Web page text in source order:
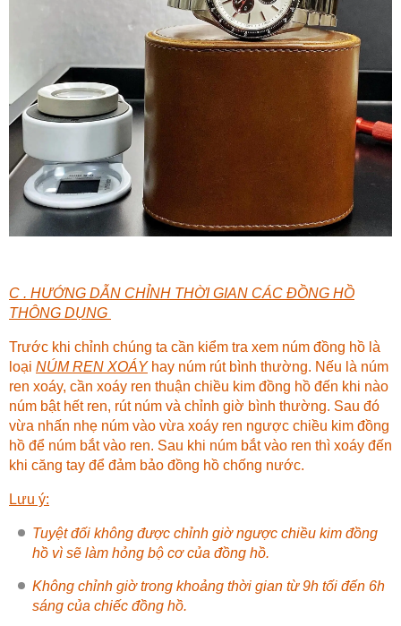
C . HƯỚNG DẪN CHỈNH THỜI GIAN CÁC ĐỒNG HỒ
THÔNG DỤNG
Trước khi chỉnh chúng ta cần kiểm tra xem núm đồng hồ là
loại NÚM REN XOÁYhay núm rút bình thường. Nếu là núm
ren xoáy, cần xoáy ren thuận chiều kim đồng hồ đến khi nào
núm bật hết ren, rút núm và chỉnh giờ bình thường. Sau đó
vừa nhấn nhẹ núm vào vừa xoáy ren ngược chiều kim đồng
hồ để núm bắt vào ren. Sau khi núm bắt vào ren thì xoáy đến
khi căng tay để đảm bảo đồng hồ chống nước.
Lưu ý:
Tuyệt đối không được chỉnh giờ ngược chiều kim đồng
hồ vì sẽ làm hỏng bộ cơ của đồng hồ.
Không chỉnh giờ trong khoảng thời gian từ 9h tối đến 6h
sáng của chiếc đồng hồ.